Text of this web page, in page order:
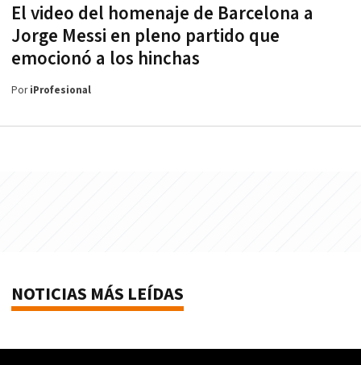
El video del homenaje de Barcelona a
Jorge Messi en pleno partido que
emocionó a los hinchas
PoriProfesional
NOTICIAS MÁS LEÍDAS